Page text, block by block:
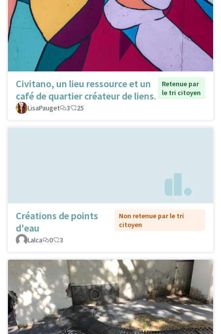
Civitano, un lieu ressource et un
café de quartier créateur de liens.
Retenue par
le tri citoyen
LisaPauget
3 25
Créations de points
d'eau
Non retenue par le tri
citoyen
Lalca
0 3